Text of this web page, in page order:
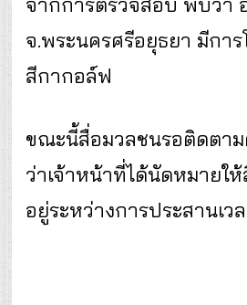
จ.พระนครศรีอยุธยา มีกา
สีกากอล์ฟ
ขณะนี้สื่อมวลชนรอติดตา
ว่าเจ้าหน้าที่ได้นัดหมาย
อยู่ระหว่างการประสานเว